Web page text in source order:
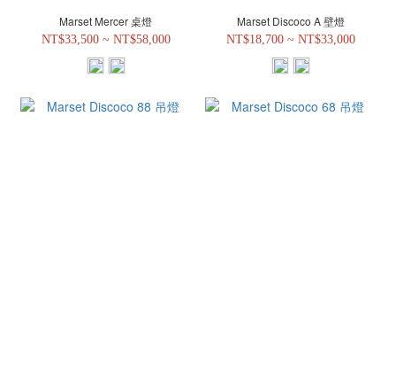
Marset Mercer 桌燈
NT$33,500 ~ NT$58,000
Marset Discoco A 壁燈
NT$18,700 ~ NT$33,000